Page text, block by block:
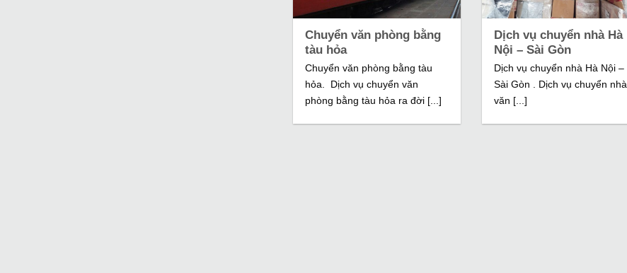
Chuyển văn phòng bằng
tàu hỏa
Chuyển văn phòng bằng tàu
hỏa. Dịch vụ chuyển văn
phòng bằng tàu hỏa ra đời [...]
Dịch vụ chuyển nhà Hà
Nội – Sài Gòn
Dịch vụ chuyển nhà Hà Nội –
Sài Gòn . Dịch vụ chuyển nhà,
văn [...]